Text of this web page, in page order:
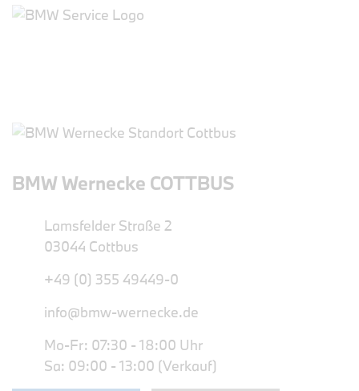
BMW Wernecke COTTBUS
Lamsfelder Straße 2
03044 Cottbus
+49 (0) 355 49449-0
info@bmw-wernecke.de
Mo-Fr: 07:30 - 18:00 Uhr
Sa: 09:00 - 13:00 (Verkauf)